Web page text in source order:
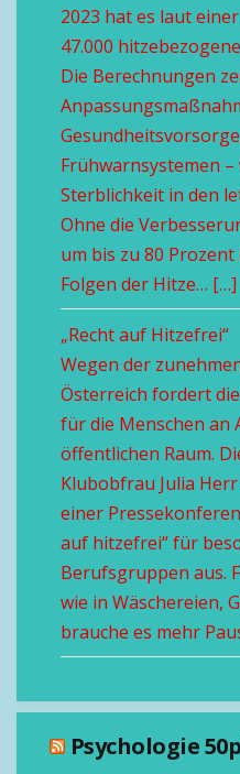
2023 hat es laut
47.000
Die Berechnungen
Frühwarnsystemen
Sterblichkeit in den
Ohne die
um bis zu 80
Folgen der Hitze… […]
„Recht auf Hitzefrei“
Wegen der
Österreich fordert
für die Menschen an
öffentlichen Raum.
Klubobfrau Julia
einer
auf hitzefrei“ für
Berufsgruppen aus.
wie in Wäschereien,
brauche es mehr
Psychologie